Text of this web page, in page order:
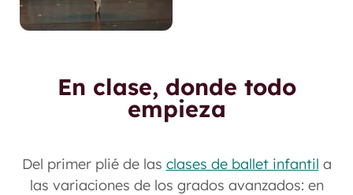
En clase, donde todo
empieza
Del primer plié de las clases de ballet infantil a
las variaciones de los grados avanzados: en